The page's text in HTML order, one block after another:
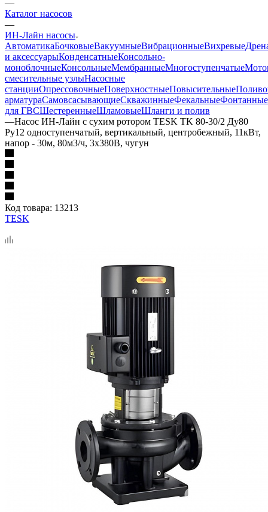
—
Каталог насосов
—
ИН-Лайн насосы
АвтоматикаБочковыеВакуумныеВибрационныеВихревые
и аксессуарыКонденсатныеКонсольно-
моноблочныеКонсольныеМембранныеМногоступенчатые
смесительные узлыНасосные
станцииОпрессовочныеПоверхностныеПовысительные
арматураСамовсасывающиеСкважинныеФекальныеФонтанные
для ГВСШестеренныеШламовыеШланги и полив
—Насос ИН-Лайн с сухим ротором TESK TK 80-30/2 Ду80
Ру12 одноступенчатый, вертикальный, центробежный, 11кВт,
напор - 30м, 80м3/ч, 3х380В, чугун
Код товара: 13213
TESK